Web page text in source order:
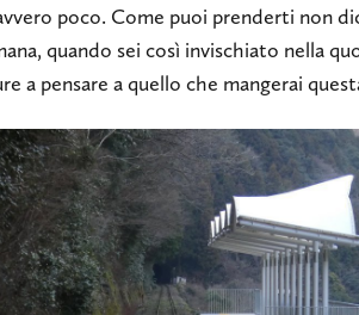
poco. Come puoi prenderti non
quando sei così invischiato nella
a pensare a quello che mangerai